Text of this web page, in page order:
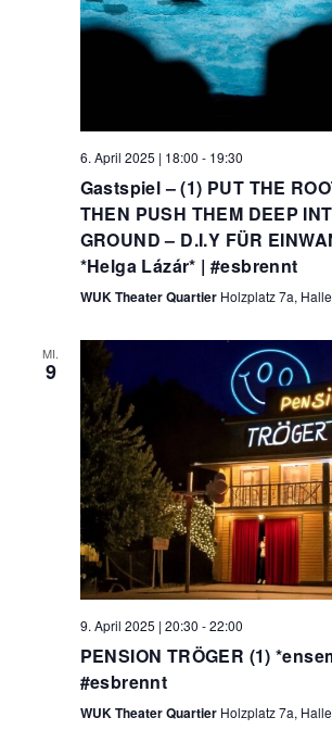
6. April 2025 | 18:00 - 19:30
Gastspiel – (1) PUT THE
THEN PUSH THEM DEEP
GROUND – D.I.Y FÜR
*Helga Lázár* | #esbrennt
WUK Theater Quartier Holzplatz 7a,
MI.
9
9. April 2025 | 20:30 -22:00
PENSION TRÖGER (1)
#esbrennt
WUK Theater Quartier Holzplatz 7a,